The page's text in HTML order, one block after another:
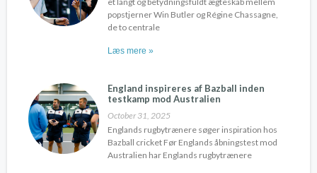
popstjerner Win Butler og Régine Chassagne,
de to centrale
Læs mere »
England inspireres af Bazball inden
testkamp mod Australien
October 31, 2025
Englands rugbytrænere søger inspiration hos
Bazball cricket Før Englands åbningstest mod
Australien har Englands rugbytrænere